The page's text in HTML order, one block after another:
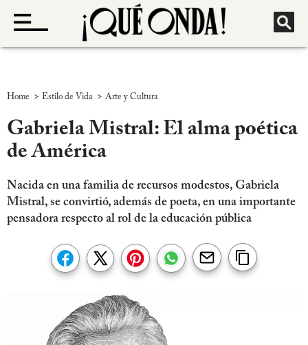
Home > Estilo de Vida > Arte y Cultura
Gabriela Mistral: El alma poética
de América
Nacida en una familia de recursos modestos, Gabriela
Mistral, se convirtió, además de poeta, en una importante
pensadora respecto al rol de la educación pública